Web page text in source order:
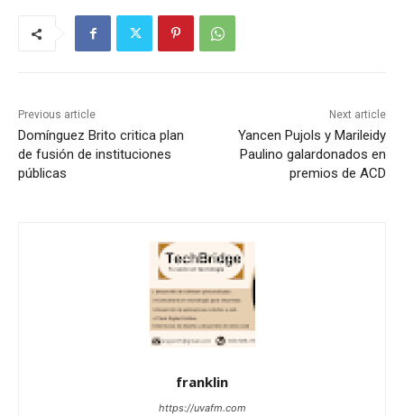
Previous article
Domínguez Brito critica plan
de fusión de instituciones
públicas
Next article
Yancen Pujols y Marileidy
Paulino galardonados en
premios de ACD
franklin
https://uvafm.com